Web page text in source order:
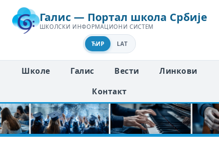
Галис — Портал школа Србије
ШКОЛСКИ ИНФОРМАЦИОНИ СИСТЕМ
ЋИР LAT
Школе Галис Вести
Линкови
Контакт